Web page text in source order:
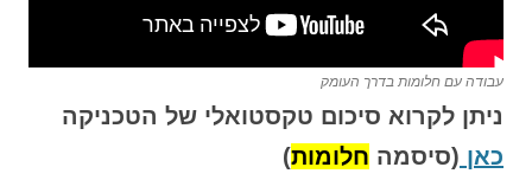
עבודה עם חלומות בדרך העומק
ניתן לקרוא סיכום טקסטואלי של הטכניקה
כאן (סיסמה חלומות)